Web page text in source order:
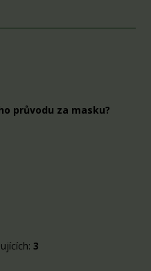
průvodu za masku?
3